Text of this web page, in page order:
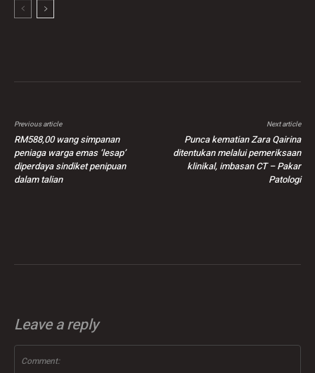
Previous article
RM588,00 wang simpanan
peniaga warga emas ‘lesap’
diperdaya sindiket penipuan
dalam talian
Next article
Punca kematian Zara Qairina
ditentukan melalui pemeriksaan
klinikal, imbasan CT – Pakar
Patologi
Leave a reply